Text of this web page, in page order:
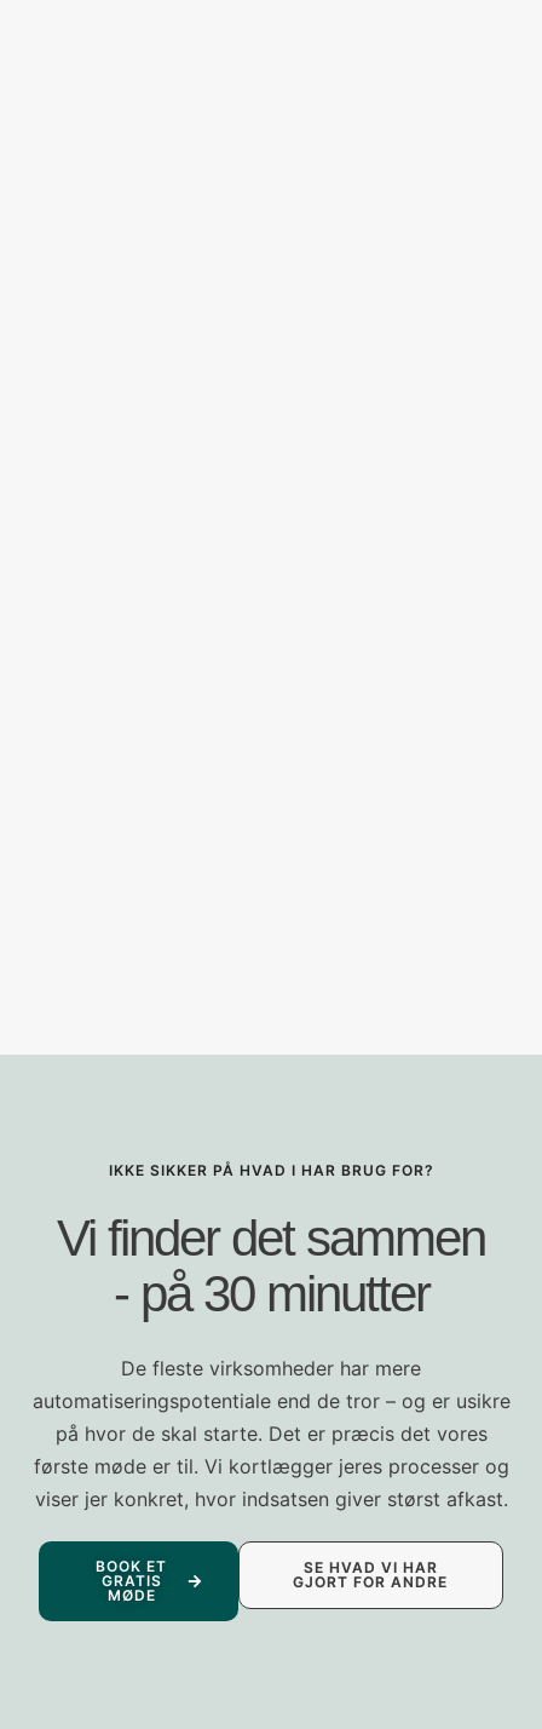
IKKE SIKKER PÅ HVAD I HAR BRUG FOR?
Vi finder det sammen
- på 30 minutter
De fleste virksomheder har mere
automatiseringspotentiale end de tror – og er usikre
på hvor de skal starte. Det er præcis det vores
første møde er til. Vi kortlægger jeres processer og
viser jer konkret, hvor indsatsen giver størst afkast.
BOOK ET
GRATIS
MØDE
SE HVAD VI HAR
GJORT FOR ANDRE